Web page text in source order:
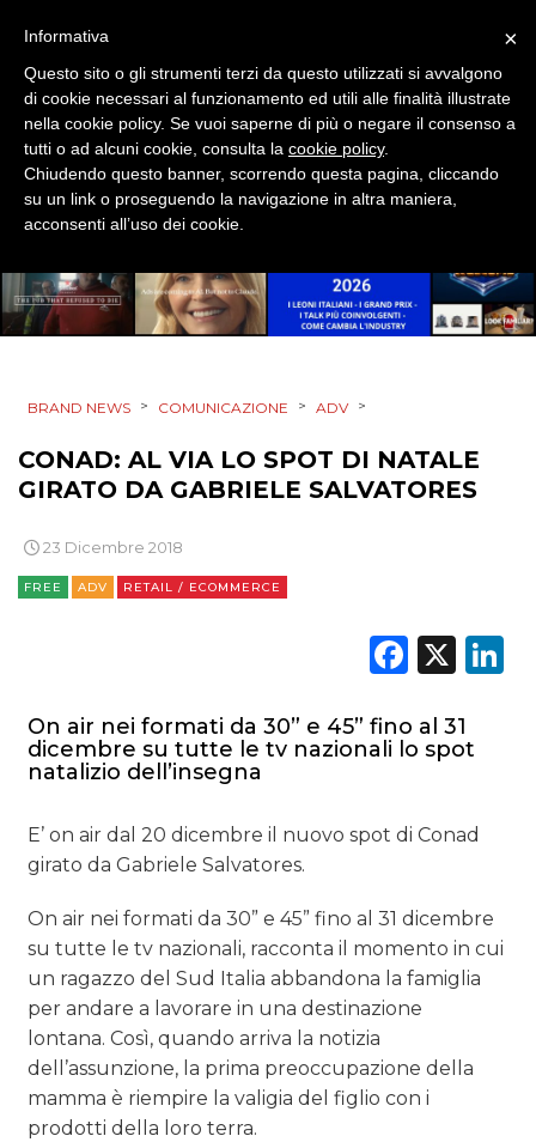
RICERCHE
PREVISIONI/SCENARI
NORMATIVE
CASE HISTORY
OPINIONI
BRAND NEWS > COMUNICAZIONE > ADV >
CONAD: AL VIA LO SPOT DI NATALE
GIRATO DA GABRIELE SALVATORES
23 Dicembre 2018
FREE ADV RETAIL / ECOMMERCE
X
On air nei formati da 30” e 45” fino al 31
dicembre su tutte le tv nazionali lo spot
natalizio dell’insegna
E’ on air dal 20 dicembre il nuovo spot di Conad
girato da Gabriele Salvatores.
On air nei formati da 30” e 45” fino al 31 dicembre
su tutte le tv nazionali, racconta il momento in cui
un ragazzo del Sud Italia abbandona la famiglia
per andare a lavorare in una destinazione
lontana. Così, quando arriva la notizia
dell’assunzione, la prima preoccupazione della
mamma è riempire la valigia del figlio con i
prodotti della loro terra.
×
Informativa
Questo sito o gli strumenti terzi da questo utilizzati si avvalgono
di cookie necessari al funzionamento ed utili alle finalità illustrate
nella cookie policy. Se vuoi saperne di più o negare il consenso a
tutti o ad alcuni cookie, consulta la cookie policy.
Chiudendo questo banner, scorrendo questa pagina, cliccando
su un link o proseguendo la navigazione in altra maniera,
acconsenti all’uso dei cookie.